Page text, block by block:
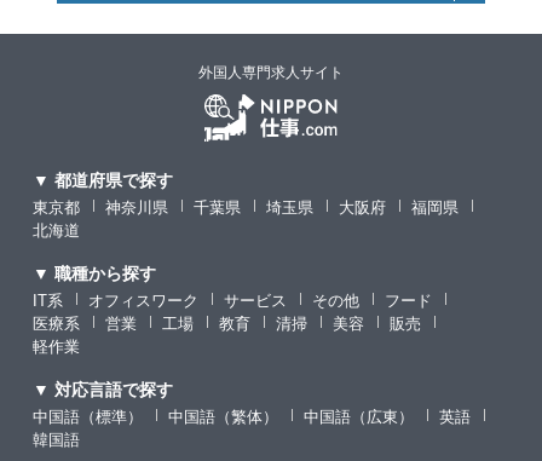
外国人専門求人サイト
▼ 都道府県で探す
東京都 神奈川県 千葉県 埼玉県 大阪府
福岡県
北海道
▼ 職種から探す
IT系 オフィスワーク サービス その他
フード
医療系
営業 工場 教育 清掃 美容
販売
軽作業
▼ 対応言語で探す
中国語（標準） 中国語（繁体） 中国語（広東）
英語
韓国語